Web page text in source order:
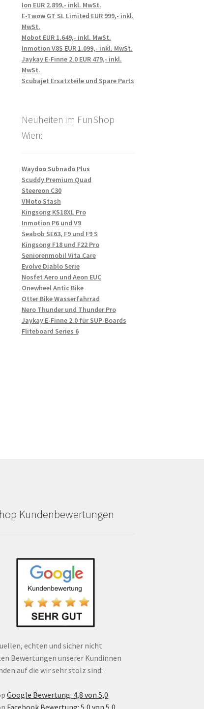
Ion EUR 2.899,- inkl. MwSt.
E-Twow GT SL Limited EUR 999,- inkl.
MwSt.
Mobot EUR 1.649,- inkl. MwSt.
Inmotion V8S EUR 1.099,- inkl. MwSt.
Jaykay E-Finne 2.0 EUR 479,- inkl.
MwSt.
Scubajet Ersatzteile und Spare Parts
Neuheiten im FunShop
Wien:
Waydoo Subnado Plus
Scuddy Premium Quad
Steereon C30
VMoto Stash
Kingsong KS18XL Pro
Inmotion P6 und V9
Seabob SE63, F9 und F9 S
Kingsong F18 und F22 Pro
Seniorenmobil Vita Care
Evolve Diablo Serie
Nosfet Aero und Aeon EUC
Onewheel Antic Bike
Otter Bike Wasserfahrrad
Nero Thunder und Thunder Pro
Jaykay E-Finne 2.0 für SUP-Boards
Fliteboard Series 6
Kundenbewertungen
echten und sicher nicht
Bewertungen unserer Kundinnen
auf die wir sehr stolz sind:
Google Bewertung: 4,8 von 5,0
Facebook Bewertung: 5,0 von 5,0